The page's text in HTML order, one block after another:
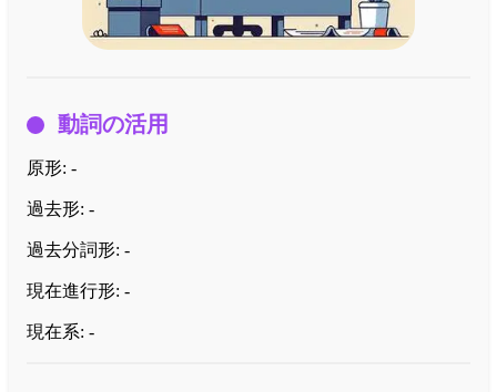
動詞の活用
原形: -
過去形: -
過去分詞形: -
現在進行形: -
現在系: -